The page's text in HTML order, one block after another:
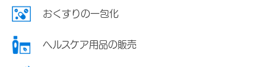
おくすりの一包化
ヘルスケア用品の販売